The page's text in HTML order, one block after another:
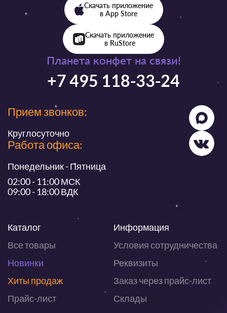
Планета конфет на связи!
+7 495 118-33-24
Прием звонков:
Круглосуточно
Работа офиса:
Понедельник - Пятница
02:00 - 11:00 МСК
09:00 - 18:00 ВДК
Каталог
Все товары
Новинки
Хиты продаж
Прайс-лист
Информация
Условия сотрудничества
Реквизиты
Заказ через прайс-лист
Склады
Скачать приложение
в App Store
Скачать приложение
в RuStore